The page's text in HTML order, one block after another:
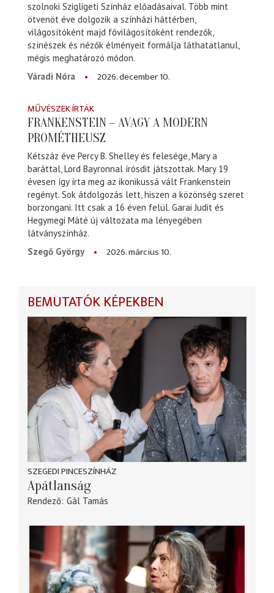
szolnoki Szigligeti Színház előadásaival. Több mint
ötvenöt éve dolgozik a színházi háttérben,
világosítóként majd fővilágosítóként rendezők,
színészek és nézők élményeit formálja láthatatlanul,
mégis meghatározó módon.
Váradi Nóra
2026. december 10.
MŰVÉSZEK ÍRTÁK
FRANKENSTEIN – AVAGY A MODERN
PROMÉTHEUSZ
Kétszáz éve Percy B. Shelley és felesége, Mary a
baráttal, Lord Bayronnal írósdit játszottak. Mary 19
évesen így írta meg az ikonikussá vált Frankenstein
regényt. Sok átdolgozás lett, hiszen a közönség szeret
borzongani. Itt csak a 16 éven felül. Garai Judit és
Hegymegi Máté új változata ma lényegében
látványszínház.
Szegő György
2026. március 10.
BEMUTATÓK KÉPEKBEN
SZEGEDI PINCESZÍNHÁZ
Apátlanság
Rendező Gál Tamás